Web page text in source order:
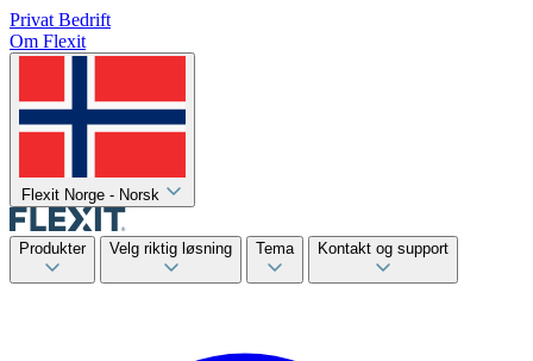
Privat Bedrift
Om Flexit
Flexit Norge - Norsk
Produkter Velg riktig løsning Tema Kontakt og support